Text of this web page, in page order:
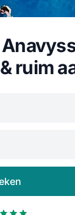
ruim